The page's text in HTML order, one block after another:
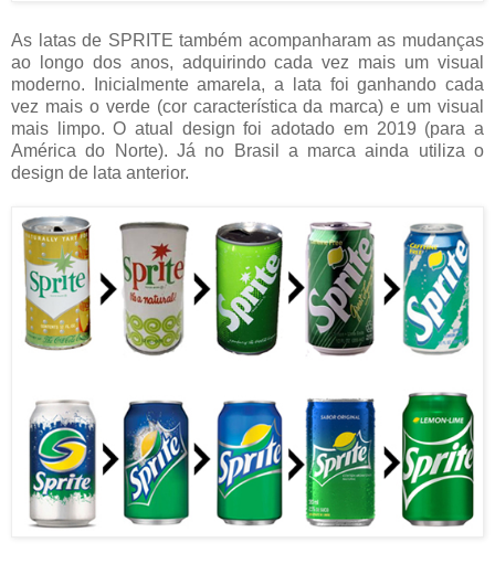
As latas de SPRITE também acompanharam as mudanças
ao longo dos anos, adquirindo cada vez mais um visual
moderno. Inicialmente amarela, a lata foi ganhando cada
vez mais o verde (cor característica da marca) e um visual
mais limpo. O atual design foi adotado em 2019 (para a
América do Norte). Já no Brasil a marca ainda utiliza o
design de lata anterior.